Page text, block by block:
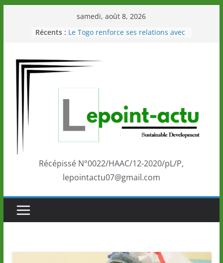
samedi, août 8, 2026
Récents : Le Togo renforce ses relations avec
Éléphants en Côte d’Ivoire
LOTO DETENTE”, un nouveau tirage
marque de confiance au Togo sur
la scène internationale au-delà des
performances de ses athlètes
Togo: Que retenir de la politique
éducation et de l’ambition de
Récépissé N°0022/HAAC/12-2020/pL/P,
lepointactu07@gmail.com